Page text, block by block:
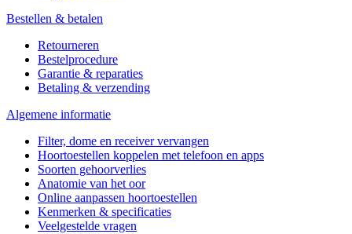
Bestellen & betalen
Retourneren
Bestelprocedure
Garantie & reparaties
Betaling & verzending
Algemene informatie
Filter, dome en receiver vervangen
Hoortoestellen koppelen met telefoon en apps
Soorten gehoorverlies
Anatomie van het oor
Online aanpassen hoortoestellen
Kenmerken & specificaties
Veelgestelde vragen